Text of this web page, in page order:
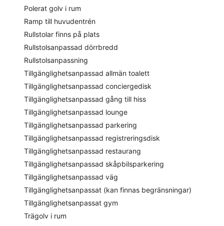
Polerat golv i rum
Ramp till huvudentrén
Rullstolar finns på plats
Rullstolsanpassad dörrbredd
Rullstolsanpassning
Tillgänglighetsanpassad allmän toalett
Tillgänglighetsanpassad conciergedisk
Tillgänglighetsanpassad gång till hiss
Tillgänglighetsanpassad lounge
Tillgänglighetsanpassad parkering
Tillgänglighetsanpassad registreringsdisk
Tillgänglighetsanpassad restaurang
Tillgänglighetsanpassad skåpbilsparkering
Tillgänglighetsanpassad väg
Tillgänglighetsanpassat (kan finnas begränsningar)
Tillgänglighetsanpassat gym
Trägolv i rum